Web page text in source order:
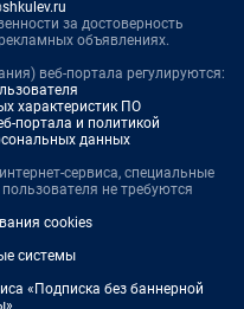
за достоверность
объявлениях.
веб-портала регулируются:
характеристик ПО
портала и политикой
данных
сервиса, специальные
не требуются
cookies
системы
«Подписка без баннерной